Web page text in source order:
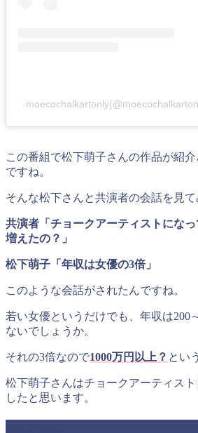
この番組で松下萌子さんの作品が紹
ですね。
そんな松下さんと共演者の会話を見て
共演者「チョークアーティストにな
増えたの？」
松下萌子「年収は女優の3倍」
このような会話がされたんですね。
若い女優というだけでも、年収は200
ないでしょうか。
それの3倍なので1000万円以上？ とい
松下萌子さんはチョークアーティス
したと思います。